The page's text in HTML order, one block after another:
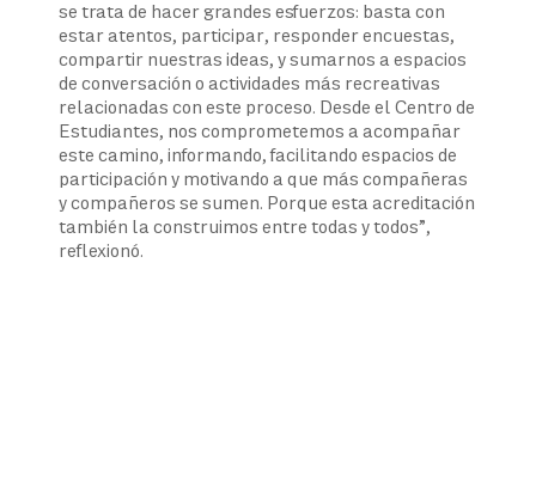
se trata de hacer grandes esfuerzos: basta con
estar atentos, participar, responder encuestas,
compartir nuestras ideas, y sumarnos a espacios
de conversación o actividades más recreativas
relacionadas con este proceso. Desde el Centro de
Estudiantes, nos comprometemos a acompañar
este camino, informando, facilitando espacios de
participación y motivando a que más compañeras
y compañeros se sumen. Porque esta acreditación
también la construimos entre todas y todos”,
reflexionó.